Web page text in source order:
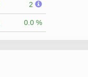
2
0.0 %